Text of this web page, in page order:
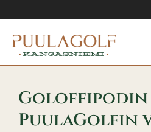
Goloffipodin
PuulaGolfin